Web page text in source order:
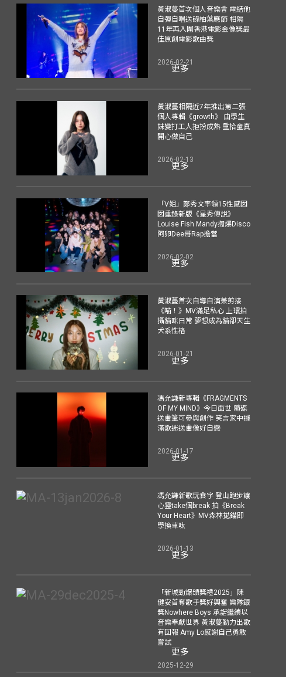
黃淑蔓首次個人音樂會 電結他
自彈自唱送碌柚葉應節 相隔
11年再入圍香港電影金像獎最
佳原創電影歌曲獎
2026-02-21
更多
黃淑蔓相隔近7年推出第二張
個人專輯《growth》 由學生
妹變打工人拒扮成熟 重拾童真
開心做自己
2026-02-13
更多
「V姐」鄭秀文率領15性感囡
囡重錄新版《星秀傳說》
Louise Fish Mandy揈爆Disco
阿卵Dee哥Rap擔當
2026-02-02
更多
黃淑蔓首次自導自演兼剪接
《喵！》MV滿足私心 上環拍
攝貓咪日常 夢想成為貓卻天生
犬系性格
2026-01-21
更多
馮允謙新專輯《FRAGMENTS
OF MY MIND》今日面世 隨碟
送畫筆可參與創作 笑言家中擺
滿歌迷送畫像好自戀
2026-01-17
更多
馮允謙新歌玩食字 登山跑步讓
心靈take個break 拍《Break
Your Heart》MV森林拋錨即
學換車呔
2026-01-13
更多
「新城勁爆頒獎禮2025」陳
健安首奪歌手獎好興奮 樂隊銀
獎Nowhere Boys 承諾繼續以
音樂奉獻世界 黃淑蔓勤力出歌
有回報 Amy Lo感謝自己勇敢
嘗試
2025-12-29
更多